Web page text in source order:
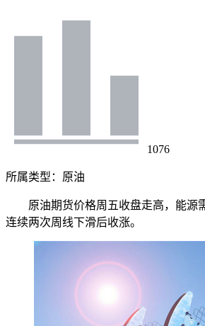
1076
所属类型： 原油
原油期货价格周五收盘走高，能源需
连续两次周线下滑后收涨。